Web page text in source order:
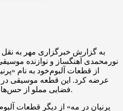
به گزارش خبرگزاری مهر به نقل
نورمحمدی آهنگساز و نوازنده
از قطعات آلبوم‌خود به نام
عرضه کرد. این قطعه موسیقی در
فضایی مملو از حس‌های مختلف را تجربه کرده است.